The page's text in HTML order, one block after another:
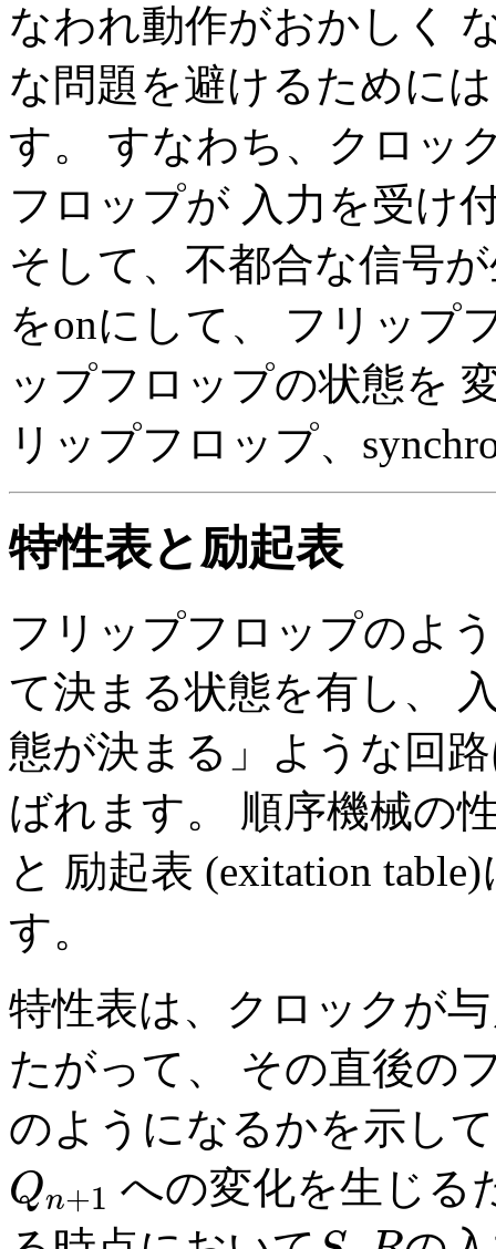
なわれ動作がおかしく
な問題を避けるために
す。 すなわち、クロッ
フロップが 入力を受け
そして、不都合な信号
をonにして、 フリップ
ップフロップの状態を
リップフロップ、
特性表と励起表
フリップフロップのよ
て決まる状態を有し、
態が決まる」ような回
ばれます。 順序機械の
と 励起表 (exitation
す。
特性表は、クロックが
たがって、 その直後の
のようになるかを示し
Qn+1
Qn+ 1
への変化を生じる